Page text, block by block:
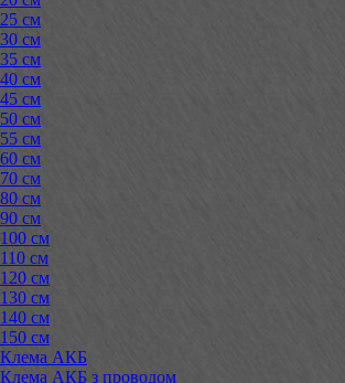
25 см
30 см
35 см
40 см
45 см
50 см
55 см
60 см
70 см
80 см
90 см
100 см
110 см
120 см
130 см
140 см
150 см
Клема АКБ
Клема АКБ з проводом